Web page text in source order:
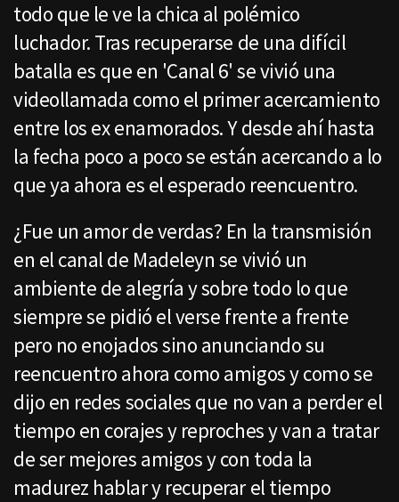
todo que le ve la chica al polémico
luchador. Tras recuperarse de una difícil
batalla es que en 'Canal 6' se vivió una
videollamada como el primer acercamiento
entre los ex enamorados. Y desde ahí hasta
la fecha poco a poco se están acercando a lo
que ya ahora es el esperado reencuentro.
¿Fue un amor de verdas? En la transmisión
en el canal de Madeleyn se vivió un
ambiente de alegría y sobre todo lo que
siempre se pidió el verse frente a frente
pero no enojados sino anunciando su
reencuentro ahora como amigos y como se
dijo en redes sociales que no van a perder el
tiempo en corajes y reproches y van a tratar
de ser mejores amigos y con toda la
madurez hablar y recuperar el tiempo